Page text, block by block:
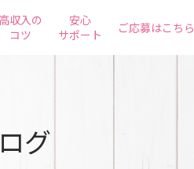
高収入の
コツ
安心
サポート
ご応募はこちら
グ